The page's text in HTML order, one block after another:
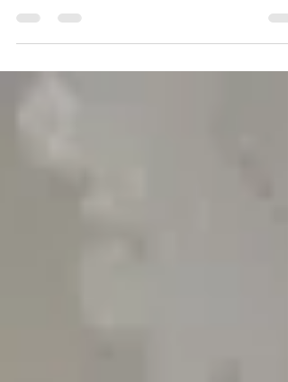
ATTYTUDE empresa especializada em
e persiana rolo para sacada trabalhamos com